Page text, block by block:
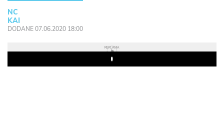
NC
KAI
DODANE 07.06.2020 18:00
REKLAMA
Play